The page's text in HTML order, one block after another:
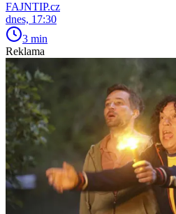
FAJNTIP.cz
dnes, 17:30
3 min
Reklama